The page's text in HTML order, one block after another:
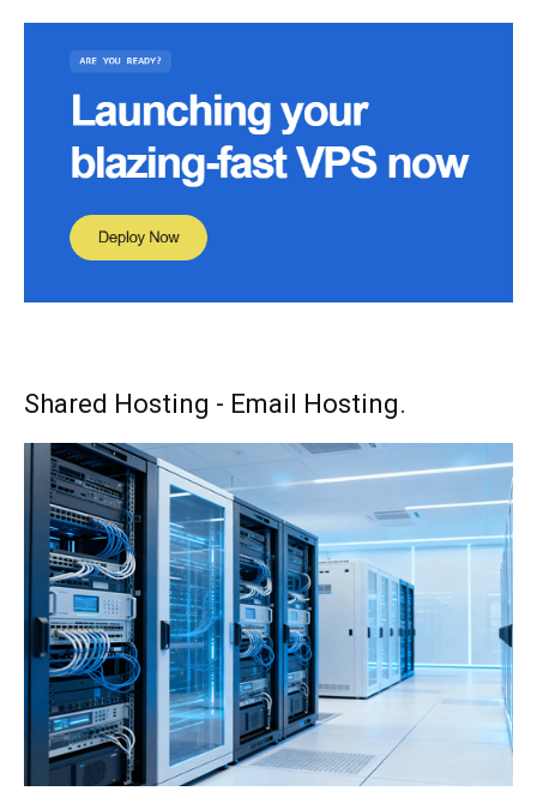
Shared Hosting - Email Hosting.